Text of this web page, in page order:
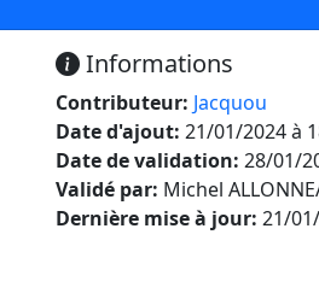
Informations
Contributeur: Jacquou
Date d'ajout: 21/01/2024 à
Date de validation: 28/01/
Validé par: Michel
Dernière mise à jour: 21/